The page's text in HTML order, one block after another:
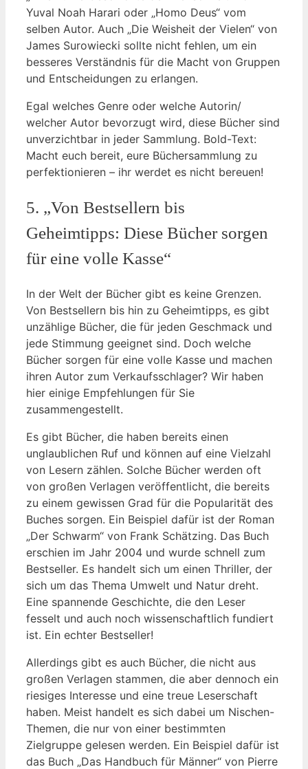
Yuval Noah Harari oder „Homo Deus“ vom
selben Autor. Auch „Die Weisheit der Vielen“ von
James Surowiecki sollte nicht fehlen, um ein
besseres Verständnis für die Macht von Gruppen
und Entscheidungen zu erlangen.
Egal welches Genre oder welche Autorin/
welcher Autor bevorzugt wird, diese Bücher sind
unverzichtbar in jeder Sammlung. Bold-Text:
Macht euch bereit, eure Büchersammlung zu
perfektionieren – ihr werdet es nicht bereuen!
5. „Von Bestsellern bis
Geheimtipps: Diese Bücher sorgen
für eine volle Kasse“
In der Welt der Bücher gibt es keine Grenzen.
Von Bestsellern bis hin zu Geheimtipps, es gibt
unzählige Bücher, die für jeden Geschmack und
jede Stimmung geeignet sind. Doch welche
Bücher sorgen für eine volle Kasse und machen
ihren Autor zum Verkaufsschlager? Wir haben
hier einige Empfehlungen für Sie
zusammengestellt.
Es gibt Bücher, die haben bereits einen
unglaublichen Ruf und können auf eine Vielzahl
von Lesern zählen. Solche Bücher werden oft
von großen Verlagen veröffentlicht, die bereits
zu einem gewissen Grad für die Popularität des
Buches sorgen. Ein Beispiel dafür ist der Roman
„Der Schwarm“ von Frank Schätzing. Das Buch
erschien im Jahr 2004 und wurde schnell zum
Bestseller. Es handelt sich um einen Thriller, der
sich um das Thema Umwelt und Natur dreht.
Eine spannende Geschichte, die den Leser
fesselt und auch noch wissenschaftlich fundiert
ist. Ein echter Bestseller!
Allerdings gibt es auch Bücher, die nicht aus
großen Verlagen stammen, die aber dennoch ein
riesiges Interesse und eine treue Leserschaft
haben. Meist handelt es sich dabei um Nischen-
Themen, die nur von einer bestimmten
Zielgruppe gelesen werden. Ein Beispiel dafür ist
das Buch „Das Handbuch für Männer“ von Pierre